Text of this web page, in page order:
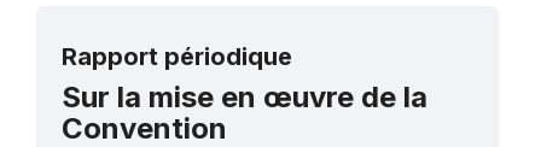
Rapport périodique
Sur la mise en œuvre de la
Convention